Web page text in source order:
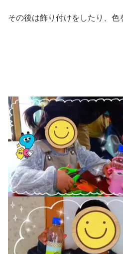
その後は飾り付けをしたり、色